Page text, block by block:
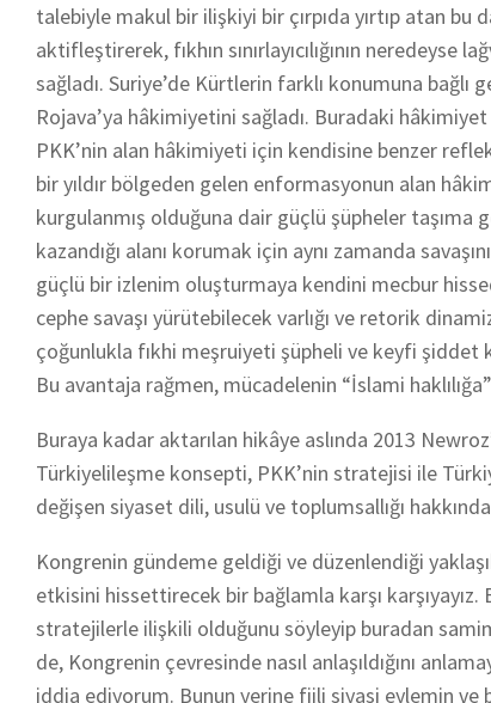
talebiyle makul bir ilişkiyi bir çırpıda yırtıp atan
aktifleştirerek, fıkhın sınırlayıcılığının
sağladı. Suriye’de Kürtlerin farklı konumuna
Rojava’ya hâkimiyetini sağladı. Buradaki
PKK’nin alan hâkimiyeti için kendisine benzer
bir yıldır bölgeden gelen enformasyonun alan
kurgulanmış olduğuna dair güçlü şüpheler taşıma
kazandığı alanı korumak için aynı zamanda
güçlü bir izlenim oluşturmaya kendini mecbur
cephe savaşı yürütebilecek varlığı ve retorik
çoğunlukla fıkhi meşruiyeti şüpheli ve keyfi şiddet
Bu avantaja rağmen, mücadelenin “İslami
Buraya kadar aktarılan hikâye aslında 2013
Türkiyelileşme konsepti, PKK’nin stratejisi ile
değişen siyaset dili, usulü ve toplumsallığı
Kongrenin gündeme geldiği ve düzenlendiği
etkisini hissettirecek bir bağlamla karşı
stratejilerle ilişkili olduğunu söyleyip buradan
de, Kongrenin çevresinde nasıl anlaşıldığını
iddia ediyorum. Bunun yerine fiili siyasi eylemin ve